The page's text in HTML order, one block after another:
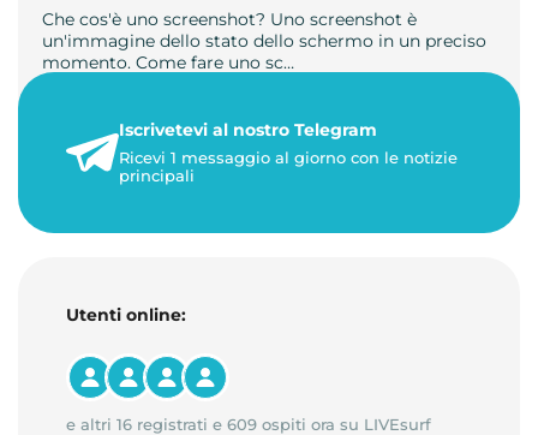
Che cos'è uno screenshot? Uno screenshot è
un'immagine dello stato dello schermo in un preciso
momento. Come fare uno sc…
1 minuto di letturaIscrivetevi al nostro Telegram
Ricevi 1 messaggio al giorno con le notizie
principali
Utenti online:
e altri 16 registrati e 609 ospiti ora su LIVEsurf